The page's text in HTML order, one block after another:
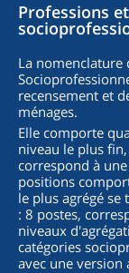
Professions
La nomenclature
recensement et
ménages.
Elle comporte
niveau le plus
correspond à
positions
le plus agrégé
: 8 postes,
niveaux
catégories
avec une version